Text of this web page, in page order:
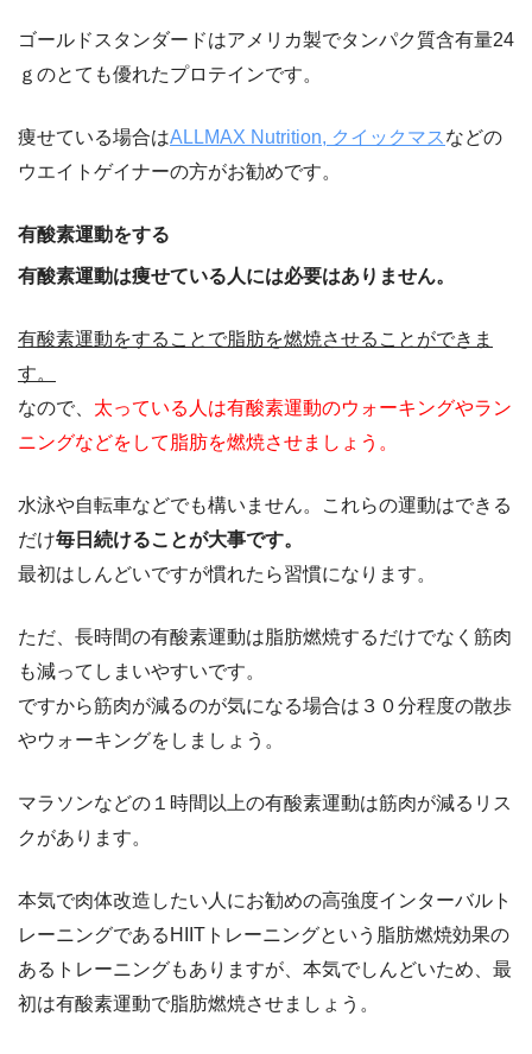
ゴールドスタンダードはアメリカ製でタンパク質含有量24
ｇのとても優れたプロテインです。
痩せている場合はALLMAX Nutrition, クイックマス などの
ウエイトゲイナーの方がお勧めです。
有酸素運動をする
有酸素運動は痩せている人には必要はありません。
有酸素運動をすることで脂肪を燃焼させることができま
す。
なので、 太っている人は有酸素運動のウォーキングやラン
ニングなどをして脂肪を燃焼させましょう。
水泳や自転車などでも構いません。これらの運動はできる
だけ毎日続けることが大事です。
最初はしんどいですが慣れたら習慣になります。
ただ、長時間の有酸素運動は脂肪燃焼するだけでなく筋肉
も減ってしまいやすいです。
ですから筋肉が減るのが気になる場合は３０分程度の散歩
やウォーキングをしましょう。
マラソンなどの１時間以上の有酸素運動は筋肉が減るリス
クがあります。
本気で肉体改造したい人にお勧めの高強度インターバルト
レーニングであるHIITトレーニングという脂肪燃焼効果の
あるトレーニングもありますが、本気でしんどいため、最
初は有酸素運動で脂肪燃焼させましょう。